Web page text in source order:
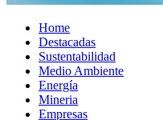
Home
Destacadas
Sustentabilidad
Medio Ambiente
Energía
Mineria
Empresas